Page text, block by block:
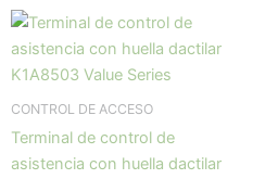
CONTROL DE ACCESO
Terminal de control de
asistencia con huella dactilar